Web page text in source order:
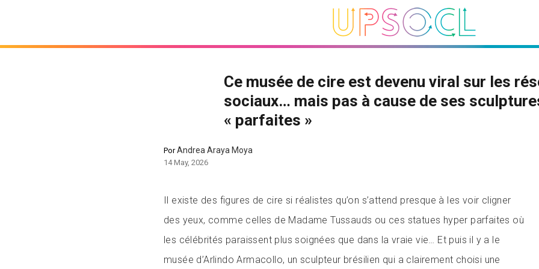
Ce musée de cire est devenu viral sur les
sociaux… mais pas à cause de ses
« parfaites »
PorAndrea Araya Moya
14 May, 2026
Il existe des figures de cire si réalistes qu’on s’attend presque à les voir cligner
des yeux, comme celles de Madame Tussauds ou ces statues hyper parfaites où
les célébrités paraissent plus soignées que dans la vraie vie… Et puis il y a le
musée d’Arlindo Armacollo, un sculpteur brésilien qui a clairement choisi une